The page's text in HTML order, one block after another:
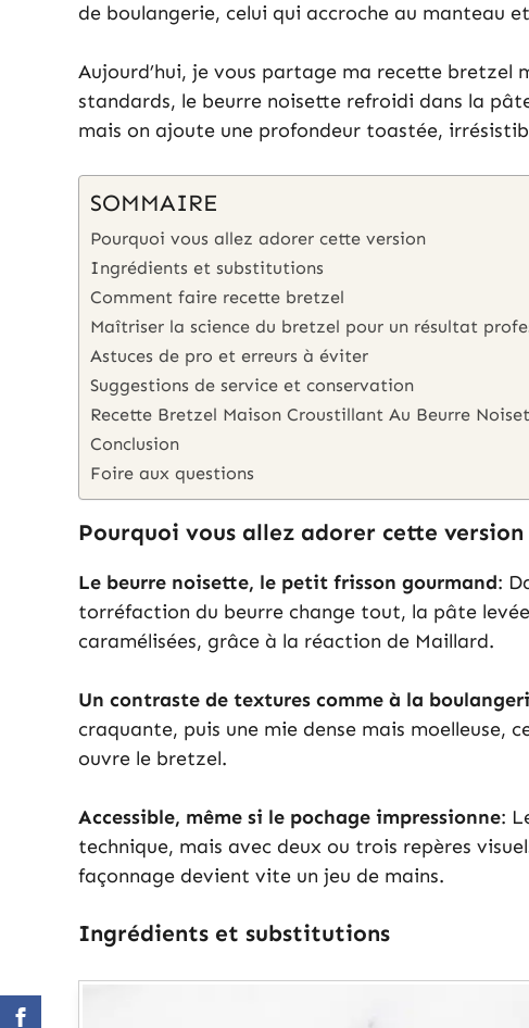
de boulangerie, celui qui accroche au manteau
Aujourd’hui, je vous partage ma recette bretzel
standards, le beurre noisette refroidi dans la
mais on ajoute une profondeur toastée,
SOMMAIRE
Pourquoi vous allez adorer cette version
Ingrédients et substitutions
Comment faire recette bretzel
Maîtriser la science du bretzel pour un résultat
Astuces de pro et erreurs à éviter
Suggestions de service et conservation
Recette Bretzel Maison Croustillant Au Beurre
Conclusion
Foire aux questions
Pourquoi vous allez adorer cette version
Le beurre noisette, le petit frisson gourmand:
torréfaction du beurre change tout, la pâte
caramélisées, grâce à la réaction de Maillard.
Un contraste de textures comme à la
craquante, puis une mie dense mais moelleuse,
ouvre le bretzel.
Accessible, même si le pochage impressionne:
technique, mais avec deux ou trois repères
façonnage devient vite un jeu de mains.
Ingrédients et substitutions